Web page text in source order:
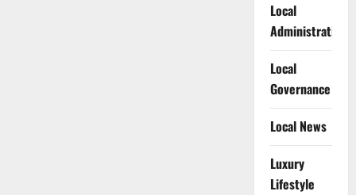
Local
Administration
Local
Governance
Local News
Luxury
Lifestyle